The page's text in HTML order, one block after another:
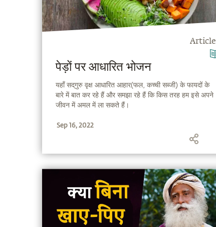
Article
पेड़ों पर आधारित भोजन
यहाँ सद्‌गुरु वृक्ष आधारित आहार(फल, कच्ची सब्जी) के फायदों के
बारे में बात कर रहे हैं और समझा रहे हैं कि किस तरह हम इसे अपने
जीवन में अमल में ला सकते हैं।
Sep 16, 2022